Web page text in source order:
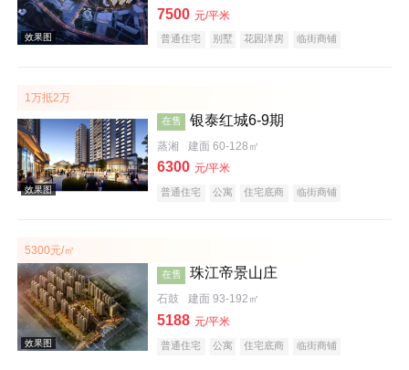
效果图
效果图
7500 元/平米
普通住宅 别墅 花园洋房
临街商铺
1万抵2万
在售 银泰红城6-9期
蒸湘 建面 60-128㎡
6300 元/平米
普通住宅 公寓 住宅底商
临街商铺
5300元/㎡
在售 珠江帝景山庄
石鼓 建面 93-192㎡
5188 元/平米
普通住宅 公寓 住宅底商
临街商铺